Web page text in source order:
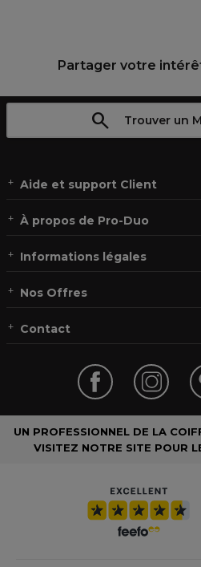
Partager votre
Trouver un
Aide et support Client
À propos de Pro-Duo
Informations légales
Nos Offres
Contact
UN PROFESSIONNEL DE LA
VISITEZ NOTRE SITE POUR